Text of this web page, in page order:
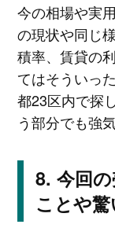
今の相場や実
の現状や同じ
積率、賃貸の
てはそういっ
都23区内で探
う部分でも強
今回
ことや